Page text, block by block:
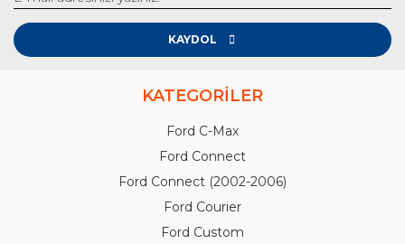
KAYDOL
KATEGORİLER
Ford C-Max
Ford Connect
Ford Connect (2002-2006)
Ford Courier
Ford Custom